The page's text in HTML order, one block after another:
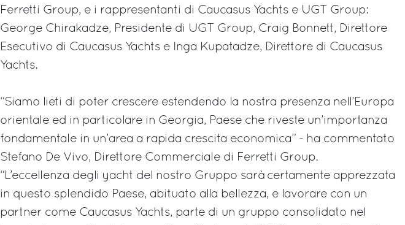
Ferretti Group, e i rappresentanti di Caucasus Yachts e UGT Group:
George Chirakadze, Presidente di UGT Group, Craig Bonnett, Direttore
Esecutivo di Caucasus Yachts e Inga Kupatadze, Direttore di Caucasus
Yachts.
“Siamo lieti di poter crescere estendendo la nostra presenza nell’Europa
orientale ed in particolare in Georgia, Paese che riveste un’importanza
fondamentale in un’area a rapida crescita economica” - ha commentato
Stefano De Vivo, Direttore Commerciale di Ferretti Group.
“L’eccellenza degli yacht del nostro Gruppo sarà certamente apprezzata
in questo splendido Paese, abituato alla bellezza, e lavorare con un
partner come Caucasus Yachts, parte di un gruppo consolidato nel